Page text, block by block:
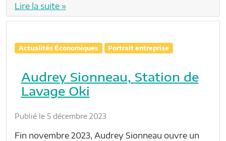
Lire la suite »
Actualités Économiques Portrait entreprise
Audrey Sionneau, Station de
Lavage Oki
Publié le 5 décembre 2023
Fin novembre 2023, Audrey Sionneau ouvre un